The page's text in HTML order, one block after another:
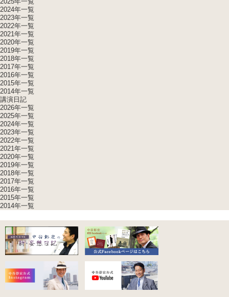
2024年一覧
2023年一覧
2022年一覧
2021年一覧
2020年一覧
2019年一覧
2018年一覧
2017年一覧
2016年一覧
2015年一覧
2014年一覧
講演日記
2026年一覧
2025年一覧
2024年一覧
2023年一覧
2022年一覧
2021年一覧
2020年一覧
2019年一覧
2018年一覧
2017年一覧
2016年一覧
2015年一覧
2014年一覧